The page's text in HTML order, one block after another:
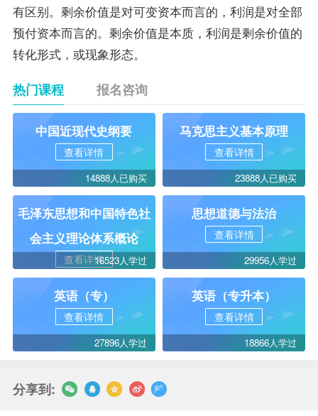
有区别。剩余价值是对可变资本而言的，利润是对全部
预付资本而言的。剩余价值是本质，利润是剩余价值的
转化形式，或现象形态。
热门课程 报名咨询
中国近现代史纲要
查看详情
14888人已购买
马克思主义基本原理
查看详情
23888人已购买
毛泽东思想和中国特色社
会主义理论体系概论
查看详情16523人学过
思想道德与法治
查看详情
29956人学过
英语（专）
查看详情
27896人学过
英语（专升本）
查看详情
18866人学过
分享到: